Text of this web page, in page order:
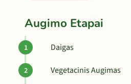
Augimo Etapai
Daigas
Vegetacinis Augimas